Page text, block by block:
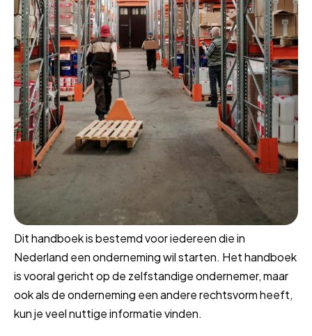
Dit handboek is bestemd voor iedereen die in
Nederland een onderneming wil starten. Het handboek
is vooral gericht op de zelfstandige ondernemer, maar
ook als de onderneming een andere rechtsvorm heeft,
kun je veel nuttige informatie vinden.